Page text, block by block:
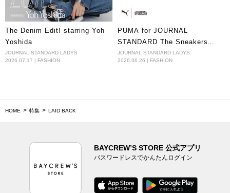
The Denim Edit! starring Yoh
Yoshida
JOURNAL STANDARD LADYS
2026.07.17 | FASHION
PUMA for JOURNAL
STANDARD The Sneakers
“MOSTRO”
JOURNAL STANDARD LADYS
2026.06.26 | FASHION
HOME 特集 LAID BACK
BAYCREW’S STORE 公式アプリ
パスワードレスでかんたんログイン